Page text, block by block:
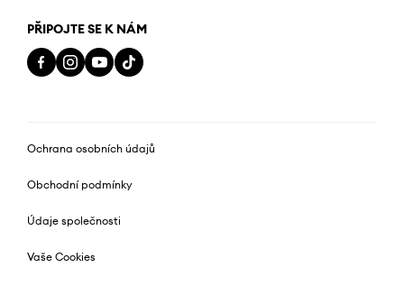
PŘIPOJTE SE K NÁM
Ochrana osobních údajů
Obchodní podmínky
Údaje společnosti
Vaše Cookies